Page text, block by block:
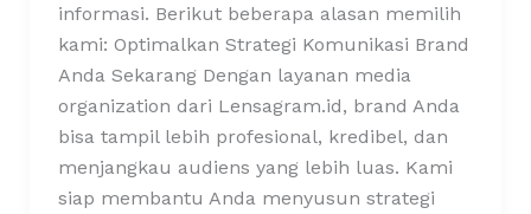
informasi. Berikut beberapa alasan memilih
kami: Optimalkan Strategi Komunikasi Brand
Anda Sekarang Dengan layanan media
organization dari Lensagram.id, brand Anda
bisa tampil lebih profesional, kredibel, dan
menjangkau audiens yang lebih luas. Kami
siap membantu Anda menyusun strategi